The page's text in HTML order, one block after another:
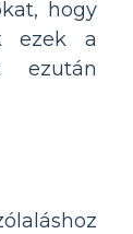
hogy
ezek a
ezután